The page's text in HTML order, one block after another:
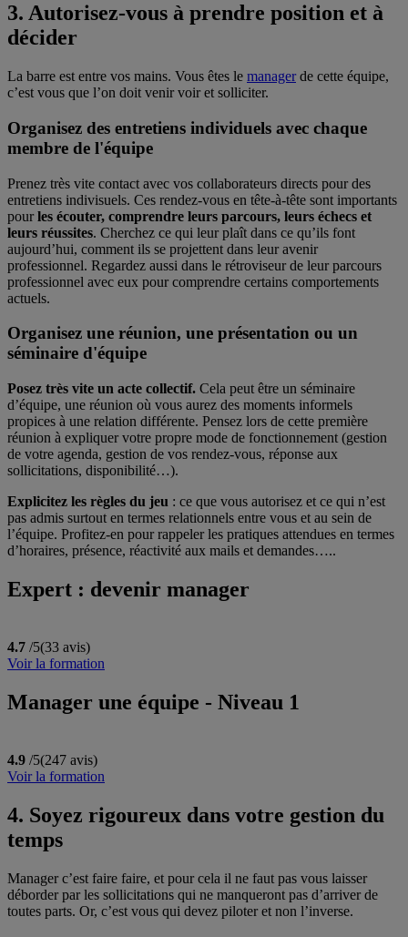
3. Autorisez-vous à prendre position et à
décider
La barre est entre vos mains. Vous êtes le managerde cette équipe,
c’est vous que l’on doit venir voir et solliciter.
Organisez des entretiens individuels avec chaque
membre de l'équipe
Prenez très vite contact avec vos collaborateurs directs pour des
entretiens indivisuels. Ces rendez-vous en tête-à-tête sont importants
pourles écouter, comprendre leurs parcours, leurs échecs et
leurs réussites. Cherchez ce qui leur plaît dans ce qu’ils font
aujourd’hui, comment ils se projettent dans leur avenir
professionnel. Regardez aussi dans le rétroviseur de leur parcours
professionnel avec eux pour comprendre certains comportements
actuels.
Organisez une réunion, une présentation ou un
séminaire d'équipe
Posez très vite un acte collectif. Cela peut être un séminaire
d’équipe, une réunion où vous aurez des moments informels
propices à une relation différente. Pensez lors de cette première
réunion à expliquer votre propre mode de fonctionnement (gestion
de votre agenda, gestion de vos rendez-vous, réponse aux
sollicitations, disponibilité…).
Explicitez les règles du jeu : ce que vous autorisez et ce qui n’est
pas admis surtout en termes relationnels entre vous et au sein de
l’équipe. Profitez-en pour rappeler les pratiques attendues en termes
d’horaires, présence, réactivité aux mails et demandes…..
Expert : devenir manager
4.7 /5(33 avis)
Voir la formation
Manager une équipe - Niveau 1
4.9 /5(247 avis)
Voir la formation
4. Soyez rigoureux dans votre gestion du
temps
Manager c’est faire faire, et pour cela il ne faut pas vous laisser
déborder par les sollicitations qui ne manqueront pas d’arriver de
toutes parts. Or, c’est vous qui devez piloter et non l’inverse.